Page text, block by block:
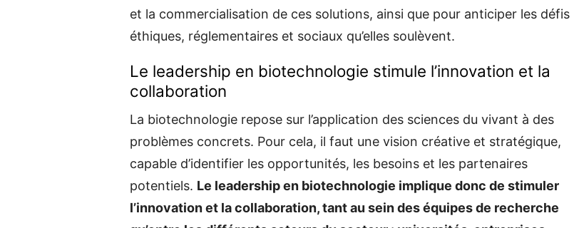
et la commercialisation de ces solutions, ainsi que pour anticiper les défis
éthiques, réglementaires et sociaux qu’elles soulèvent.
Le leadership en biotechnologie stimule l’innovation et la
collaboration
La biotechnologie repose sur l’application des sciences du vivant à des
problèmes concrets. Pour cela, il faut une vision créative et stratégique,
capable d’identifier les opportunités, les besoins et les partenaires
potentiels. Le leadership en biotechnologie implique donc de stimuler
l’innovation et la collaboration, tant au sein des équipes de recherche